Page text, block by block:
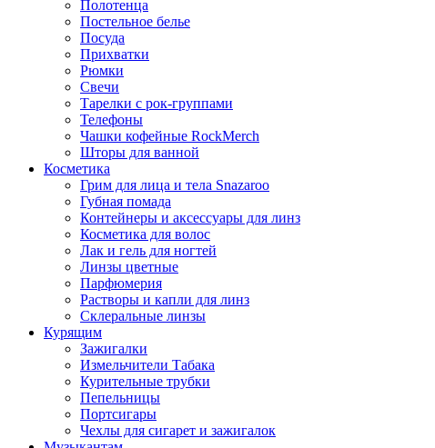
Полотенца
Постельное белье
Посуда
Прихватки
Рюмки
Свечи
Тарелки с рок-группами
Телефоны
Чашки кофейные RockMerch
Шторы для ванной
Косметика
Грим для лица и тела Snazaroo
Губная помада
Контейнеры и аксессуары для линз
Косметика для волос
Лак и гель для ногтей
Линзы цветные
Парфюмерия
Растворы и капли для линз
Склеральные линзы
Курящим
Зажигалки
Измельчители Табака
Курительные трубки
Пепельницы
Портсигары
Чехлы для сигарет и зажигалок